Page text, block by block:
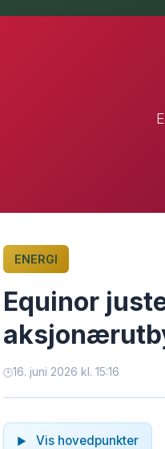
ENERGI
Equinor
16. juni 2026 kl. 15:16
Vis hovedpunkter